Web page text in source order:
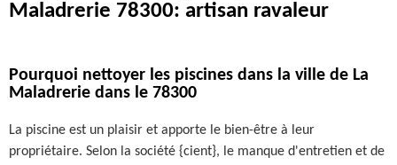
Maladrerie 78300: artisan ravaleur
Pourquoi nettoyer les piscines dans la ville de La
Maladrerie dans le 78300
La piscine est un plaisir et apporte le bien-être à leur
propriétaire. Selon la société {cient}, le manque d'entretien et de